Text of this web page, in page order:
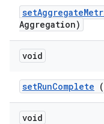
setAggregate
Aggregation)
void
setRunComplete
void